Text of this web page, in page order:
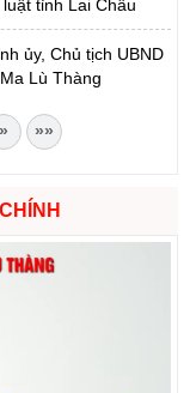
tỉnh Lai Châu
ủy, Chủ tịch UBND
Lù Thàng
» »»